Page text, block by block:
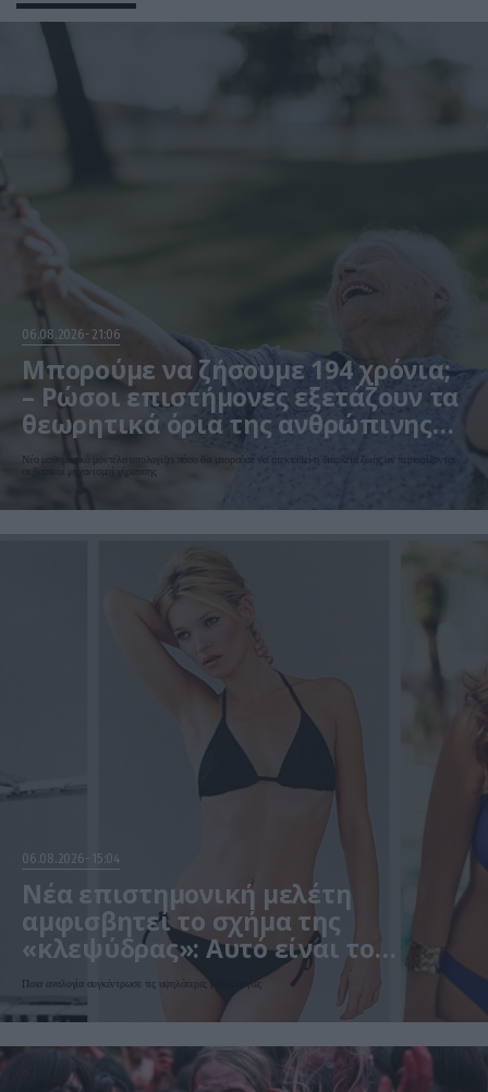
06.08.2026 21:06
Μπορούμε να ζήσουμε 194 χρόνια;
– Ρώσοι επιστήμονες εξετάζουν τα
θεωρητικά όρια της ανθρώπινης
ζωής
Νέο μαθηματικό μοντέλο υπολογίζει πόσο θα μπορούσε να επεκταθεί η διάρκεια ζωής αν περιορίζονταν
οι βασικοί μηχανισμοί γήρανσης
06.08.2026 15:04
Νέα επιστημονική μελέτη
αμφισβητεί το σχήμα της
«κλεψύδρας»: Αυτό είναι το
«ιδανικό» γυναικείο σώμα
Ποια αναλογία συγκέντρωσε τις υψηλότερες βαθμολογίες